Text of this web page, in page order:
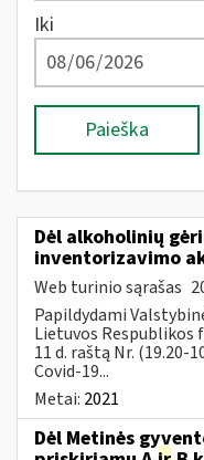
Iki
Paieška
Dėl alkoholinių
inventorizavimo
Web turinio sąrašas
Papildydami
Lietuvos Respublikos
11 d. raštą Nr. (19.20-
Covid-19...
Metai: 2021
Dėl Metinės